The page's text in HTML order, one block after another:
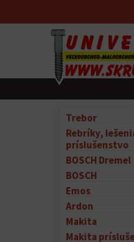
Trebor
Rebríky,
príslušenstvo
BOSCH Dremel
BOSCH
Emos
Ardon
Makita
Makita